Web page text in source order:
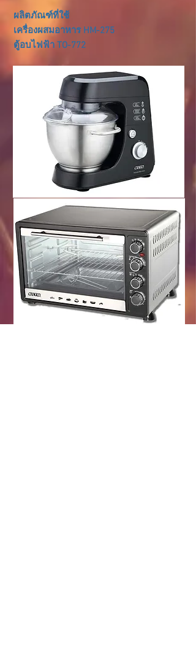
ผลิตภัณฑ์ที่ใช้
เครื่องผสมอาหาร HM-275
ตู้อบไฟฟ้า TO-772